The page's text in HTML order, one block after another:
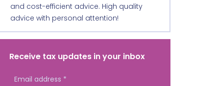
and cost-efficient advice. High quality
advice with personal attention!
Receive tax updates in your inbox